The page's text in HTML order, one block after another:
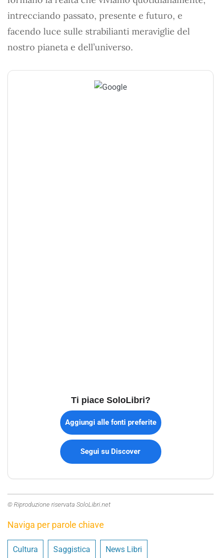
intrecciando passato, presente e futuro, e
facendo luce sulle strabilianti meraviglie del
nostro pianeta e dell’universo.
Ti piace SoloLibri?
Aggiungi alle fonti preferite
Segui su Discover
© Riproduzione riservata SoloLibri.net
Naviga per parole chiave
Cultura Saggistica News Libri